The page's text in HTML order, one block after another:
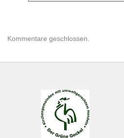
Kommentare geschlossen.